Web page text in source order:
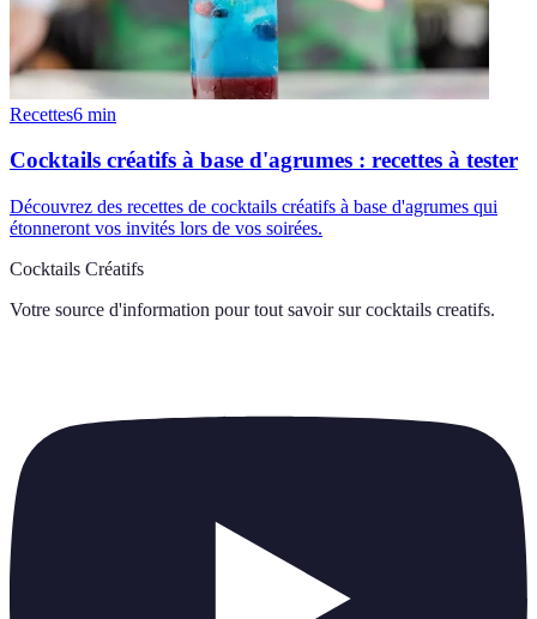
Recettes6 min
Cocktails créatifs à base d'agrumes : recettes à tester
Découvrez des recettes de cocktails créatifs à base d'agrumes qui
étonneront vos invités lors de vos soirées.
Cocktails Créatifs
Votre source d'information pour tout savoir sur cocktails creatifs.